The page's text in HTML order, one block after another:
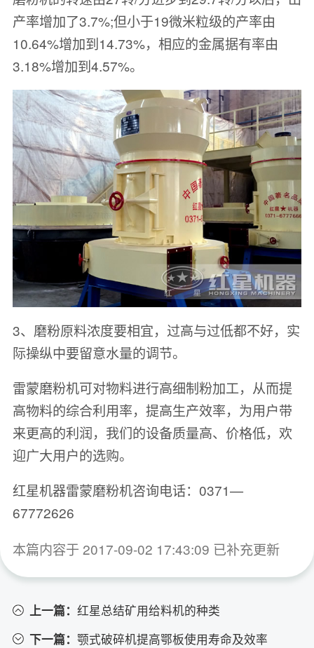
产率增加了3.7%;但小于19微米粒级的产率由
10.64%增加到14.73%，相应的金属据有率由
3.18%增加到4.57%。
3、磨粉原料浓度要相宜，过高与过低都不好，实
际操纵中要留意水量的调节。
雷蒙磨粉机可对物料进行高细制粉加工，从而提
高物料的综合利用率，提高生产效率，为用户带
来更高的利润，我们的设备质量高、价格低，欢
迎广大用户的选购。
红星机器雷蒙磨粉机咨询电话：0371—
67772626
本篇内容于 2017-09-02 17:43:09 已补充更新
上一篇： 红星总结矿用给料机的种类
下一篇： 颚式破碎机提高鄂板使用寿命及效率